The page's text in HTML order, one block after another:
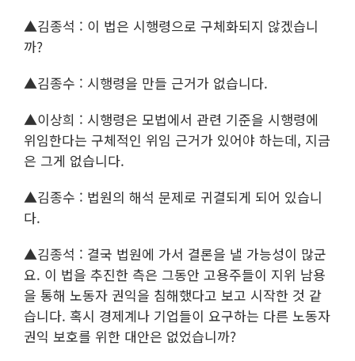
▲김종석 : 이 법은 시행령으로 구체화되지 않겠습니
까?
▲김종수 : 시행령을 만들 근거가 없습니다.
▲이상희 : 시행령은 모법에서 관련 기준을 시행령에
위임한다는 구체적인 위임 근거가 있어야 하는데, 지금
은 그게 없습니다.
▲김종수 : 법원의 해석 문제로 귀결되게 되어 있습니
다.
▲김종석 : 결국 법원에 가서 결론을 낼 가능성이 많군
요. 이 법을 추진한 측은 그동안 고용주들이 지위 남용
을 통해 노동자 권익을 침해했다고 보고 시작한 것 같
습니다. 혹시 경제계나 기업들이 요구하는 다른 노동자
권익 보호를 위한 대안은 없었습니까?